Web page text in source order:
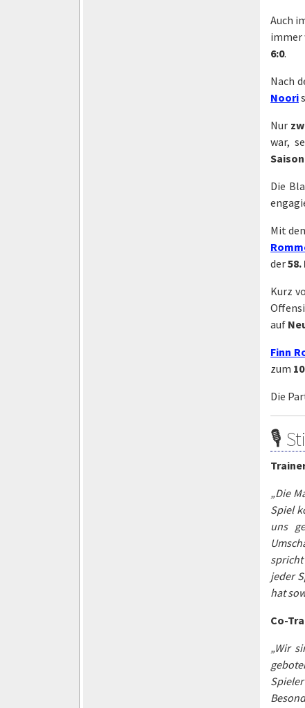
Auch
immer
6:0.
Nach
Noori
Nur
war,
Die
Mit
der
Kurz
auf
Finn
zum
Die
🎙
„Die
Spiel
uns
jeder
hat
Co-
„Wir